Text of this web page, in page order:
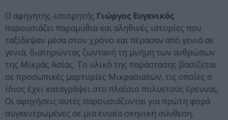
Ο αφηγητής-ιστορητής Γιώργος Ευγενικός
παρουσιάζει παραμύθια και αληθινές ιστορίες που
ταξίδεψαν μέσα στον χρόνο και πέρασαν από γενιά σε
γενιά, διατηρώντας ζωντανή τη μνήμη των ανθρώπων
της Μικράς Ασίας. Το υλικό της παράστασης βασίζεται
σε προσωπικές μαρτυρίες Μικρασιατών, τις οποίες ο
ίδιος έχει καταγράψει στο πλαίσιο πολυετούς έρευνας.
Οι αφηγήσεις αυτές παρουσιάζονται για πρώτη φορά
συγκεντρωμένες σε μια ενιαία σκηνική σύνθεση.